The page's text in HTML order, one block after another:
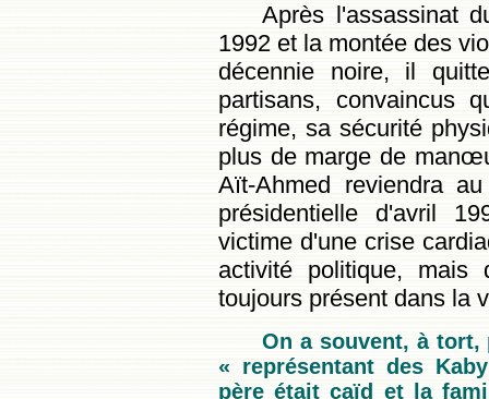
Après l'assassinat
1992 et la montée des
décennie noire, il
partisans, convaincus
régime, sa sécurité
plus de marge de
Aït-Ahmed reviendra
présidentielle d'avril
victime d'une crise
activité politique,
toujours présent dans la
On a souvent, à tort,
« représentant des
père était caïd et la